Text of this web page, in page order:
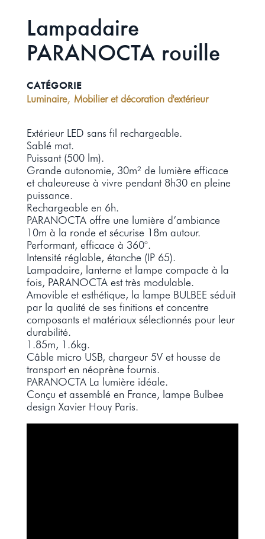
Lampadaire
PARANOCTA rouille
CATÉGORIE
Luminaire, Mobilier et décoration d'extérieur
Extérieur LED sans fil rechargeable.
Sablé mat.
Puissant (500 lm).
Grande autonomie, 30m² de lumière efficace
et chaleureuse à vivre pendant 8h30 en pleine
puissance.
Rechargeable en 6h.
PARANOCTA offre une lumière d’ambiance
10m à la ronde et sécurise 18m autour.
Performant, efficace à 360°.
Intensité réglable, étanche (IP 65).
Lampadaire, lanterne et lampe compacte à la
fois, PARANOCTA est très modulable.
Amovible et esthétique, la lampe BULBEE séduit
par la qualité de ses finitions et concentre
composants et matériaux sélectionnés pour leur
durabilité.
1.85m, 1.6kg.
Câble micro USB, chargeur 5V et housse de
transport en néoprène fournis.
PARANOCTA La lumière idéale.
Conçu et assemblé en France, lampe Bulbee
design Xavier Houy Paris.